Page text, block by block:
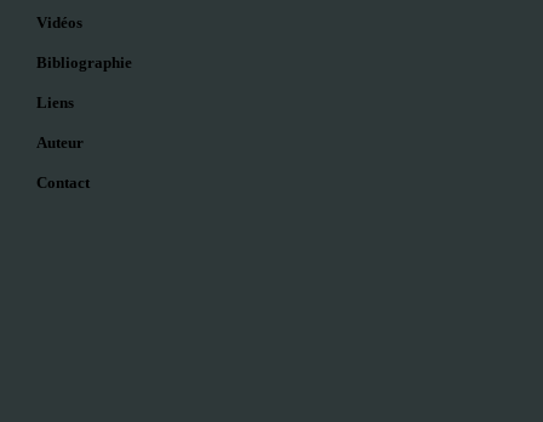
Vidéos
Bibliographie
Liens
Auteur
Contact